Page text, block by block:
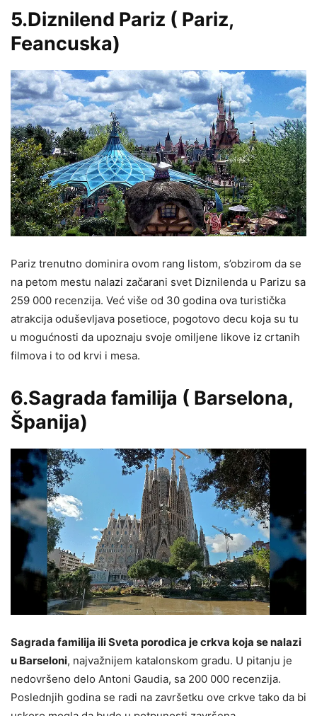
5.Diznilend Pariz ( Pariz,
Feancuska)
Pariz trenutno dominira ovom rang listom, s’obzirom da se
na petom mestu nalazi začarani svet Diznilenda u Parizu sa
259 000 recenzija. Već više od 30 godina ova turistička
atrakcija oduševljava posetioce, pogotovo decu koja su tu
u mogućnosti da upoznaju svoje omiljene likove iz crtanih
filmova i to od krvi i mesa.
6.Sagrada familija ( Barselona,
Španija)
Sagrada familija ili Sveta porodica je crkva koja se nalazi
u Barseloni, najvažnijem katalonskom gradu. U pitanju je
nedovršeno delo Antoni Gaudia, sa 200 000 recenzija.
Poslednjih godina se radi na završetku ove crkve tako da bi